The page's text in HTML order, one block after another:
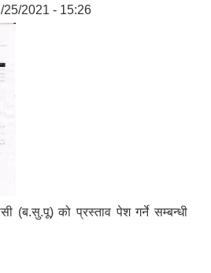
25/2021 - 15:26
(ब.सु.पू) को प्रस्ताव पेश गर्ने सम्बन्धी